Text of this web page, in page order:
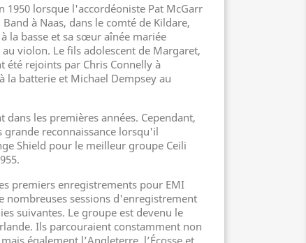
1950 lorsque l'accordéoniste Pat McGarr
à Naas, dans le comté de Kildare,
la basse et sa sœur aînée mariée
violon. Le fils adolescent de Margaret,
été rejoints par Chris Connelly à
la batterie et Michael Dempsey au
dans les premières années. Cependant,
grande reconnaissance lorsqu'il
Shield pour le meilleur groupe Ceili
premiers enregistrements pour EMI
nombreuses sessions d'enregistrement
suivantes. Le groupe est devenu le
Ils parcouraient constamment non
également l’Angleterre, l’Écosse et